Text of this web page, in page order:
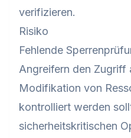
verifizieren.
Risiko
Fehlende
Angreifern den Zugriff
Modifikation von
kontrolliert werden
sicherheitskritischen